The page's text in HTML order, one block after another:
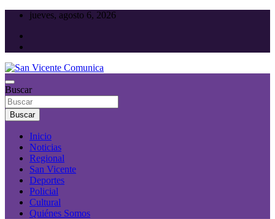
Saltar
contenido
jueves, agosto 6, 2026
San Vicente Comunica
Toda la actualidad noticiosa de nuestra comuna
Buscar
Buscar
Inicio
Noticias
Regional
San Vicente
Deportes
Policial
Cultural
Quiénes Somos